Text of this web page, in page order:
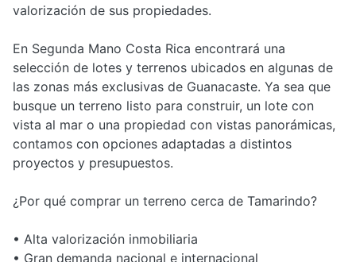
valorización de sus propiedades.
En Segunda Mano Costa Rica encontrará una
selección de lotes y terrenos ubicados en algunas de
las zonas más exclusivas de Guanacaste. Ya sea que
busque un terreno listo para construir, un lote con
vista al mar o una propiedad con vistas panorámicas,
contamos con opciones adaptadas a distintos
proyectos y presupuestos.
¿Por qué comprar un terreno cerca de Tamarindo?
• Alta valorización inmobiliaria
• Gran demanda nacional e internacional